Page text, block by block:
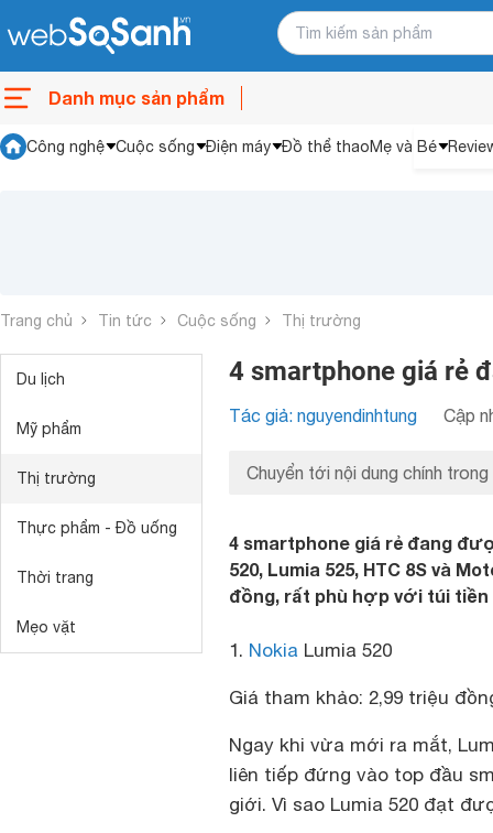
Danh mục sản phẩm
Công nghệ Cuộc sống Điện máy Đồ thể thaoMẹ và Bé
Trang chủ Tin tức Cuộc sống Thị trường
Du lịch
Mỹ phẩm
Thị trường
Thực phẩm - Đồ uống
Thời trang
Mẹo vặt
4 smartphone giá rẻ
Tác giả: nguyendinhtung Cập
Chuyển tới nội dung chính trong
4 smartphone giá rẻ đang
520, Lumia 525, HTC 8S và
đồng, rất phù hợp với túi tiền
1. Nokia Lumia 520
Giá tham khảo: 2,99 triệu
Ngay khi vừa mới ra mắt,
liên tiếp đứng vào top đầu
giới. Vì sao Lumia 520 đạt